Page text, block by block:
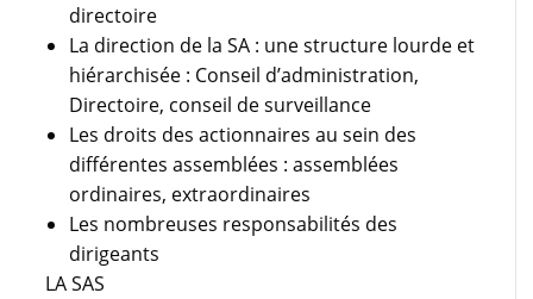
directoire
La direction de la SA : une structure lourde et
hiérarchisée : Conseil d’administration,
Directoire, conseil de surveillance
Les droits des actionnaires au sein des
différentes assemblées : assemblées
ordinaires, extraordinaires
Les nombreuses responsabilités des
dirigeants
LA SAS